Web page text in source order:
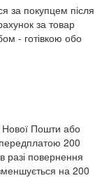
за покупцем після
за товар
- готівкою обо
Нової Пошти або
200
разі повернення
на 200